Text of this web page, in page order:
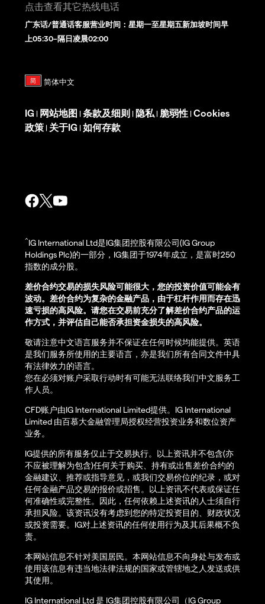
点击查看其它热线电话
广东话/普通话客服营业时间：星期一至星期五新加坡时间早
上05:30–隔日凌晨02:00
IG | 网站地图 | 条款及细则 | 隐私 | 脆弱性 | Cookies
政策 | 关于IG | 如何存款
^IG International Ltd是IG集团控股有限公司(IG Group
Holdings Plc)的一部分，IG集团于1974年成立，是富时250
指数的成分股。
差价合约交易的损失风险可能很大，您的投资价值可能会有
波动。差价合约为复杂的金融产品，由于杠杆作用而存在迅
速亏损的高风险。请您在交易前充分了解差价合约产品的运
作方式，并评估自己能否承担资金损失的高风险。
敬请注意中文语言服务并不保证在任何时候均能提供。英语
是我们服务所使用的主要语言，亦是我们所有合同文件中具
有法律效力的语言。
您在必须对账户采取行动时有可能无法联络我们中文服务工
作人员。
CFD账户由IG International Limited提供。IG International
Limited 由百慕大金融管理局授权经营投资业务和数位资产
业务。
IG提供的所有服务仅止于交易执行。以上资讯并不包含(亦
不应被理解为包含)任何关于购买、持有或出售差价合约的
金融建议、推荐或指导意见，或我们交易价位的纪录，或对
任何金融产品交易的报价或招售。以上资讯不代表或保证任
何准确性或完整性。因此，任何依赖上述资讯的人士须自行
承担风险。该资讯没有考虑到您的特定投资目的、财政状况
或投资需要。IG对上述资讯的任何使用行为及其后果概不负
责。
本网站信息不针对美国居民。本网站信息不向身处与发布或
使用该信息有违当地法律法规的国家或管辖地之人发送或供
其使用。
IG International Ltd 是 IG集团控股有限公司（IG Group